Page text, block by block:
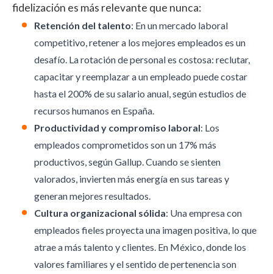
fidelización es más relevante que nunca:
Retención del talento: En un mercado laboral
competitivo, retener a los mejores empleados es un
desafío. Larotación de personales costosa: reclutar,
capacitar y reemplazar a un empleado puede costar
hasta el 200% de su salario anual, según estudios de
recursos humanos en España.
Productividad y compromiso laboral: Los
empleados comprometidos son un 17% más
productivos, según Gallup. Cuando se sienten
valorados, invierten más energía en sus tareas y
generan mejores resultados.
Cultura organizacional sólida: Una empresa con
empleados fieles proyecta una imagen positiva, lo que
atrae a más talento y clientes. En México, donde los
valores familiares y elsentido de pertenenciason